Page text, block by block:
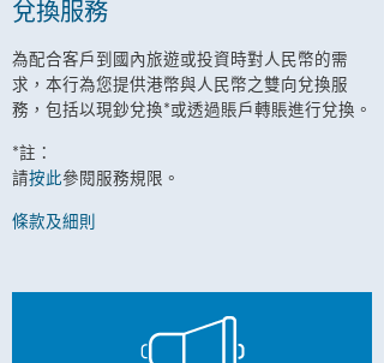
兌換服務
為配合客戶到國內旅遊或投資時對人民幣的需
求，本行為您提供港幣與人民幣之雙向兌換服
務，包括以現鈔兌換*或透過賬戶轉賬進行兌換。
*註：
請按此參閱服務規限。
條款及細則